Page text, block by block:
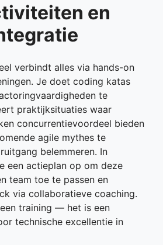
en
verbindt alles via hands-on
Je doet coding katas
te
praktijksituaties waar
concurrentievoordeel bieden
agile mythes te
belemmeren. In
een actieplan op om deze
team toe te passen en
via collaboratieve coaching.
training — het is een
technische excellentie in